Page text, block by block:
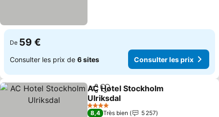
De 59 €
Consulter les prix de 6 sites Consulter les prix
PartagerAjouter à mes favoris
AC Hotel Stockholm
Ulriksdal
Consulter les prix
4 Étoiles
8,4 Très bien
5 257